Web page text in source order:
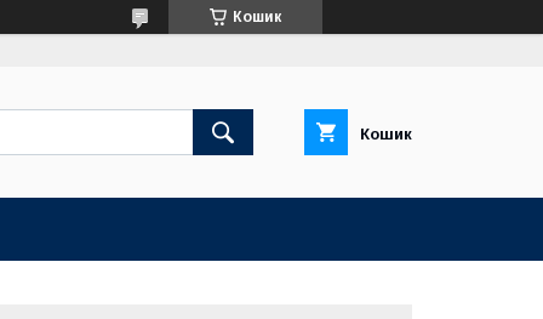
Кошик
Кошик